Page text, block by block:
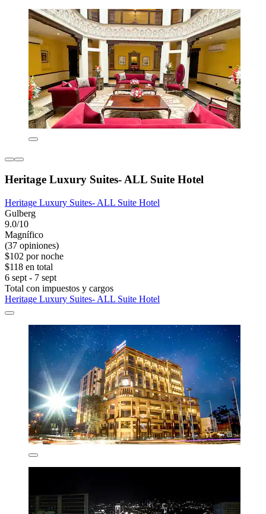
Heritage Luxury Suites- ALL Suite Hotel
Heritage Luxury Suites- ALL Suite Hotel
Gulberg
9.0/10
Magnífico
(37 opiniones)
$102 por noche
$118 en total
6 sept - 7 sept
Total con impuestos y cargos
Heritage Luxury Suites- ALL Suite Hotel